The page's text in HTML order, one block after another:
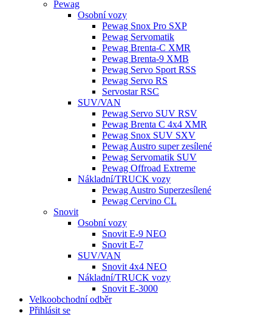
Pewag
Osobní vozy
Pewag Snox Pro SXP
Pewag Servomatik
Pewag Brenta-C XMR
Pewag Brenta-9 XMB
Pewag Servo Sport RSS
Pewag Servo RS
Servostar RSC
SUV/VAN
Pewag Servo SUV RSV
Pewag Brenta C 4x4 XMR
Pewag Snox SUV SXV
Pewag Austro super zesílené
Pewag Servomatik SUV
Pewag Offroad Extreme
Nákladní/TRUCK vozy
Pewag Austro Superzesílené
Pewag Cervino CL
Snovit
Osobní vozy
Snovit E-9 NEO
Snovit E-7
SUV/VAN
Snovit 4x4 NEO
Nákladní/TRUCK vozy
Snovit E-3000
Velkoobchodní odběr
Přihlásit se